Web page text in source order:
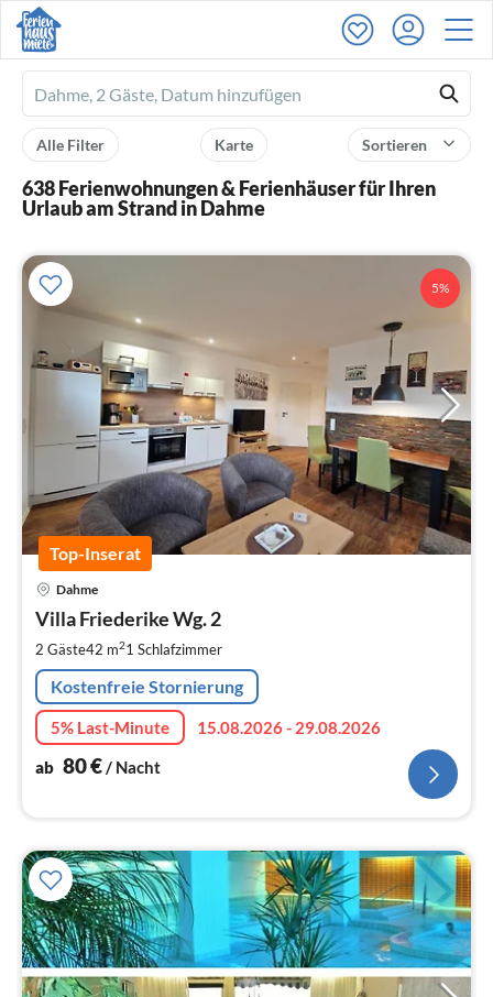
Ferienhausmiete
logo
Sortieren
Karte
Alle Filter
638 Ferienwohnungen & Ferienhäuser für Ihren
Urlaub am Strand in Dahme
5%
Top-Inserat
Dahme
Villa Friederike Wg. 2
2 Gäste42 m21 Schlafzimmer
Kostenfreie Stornierung
5% Last-Minute
15.08.2026 - 29.08.2026
ab 80€/ Nacht